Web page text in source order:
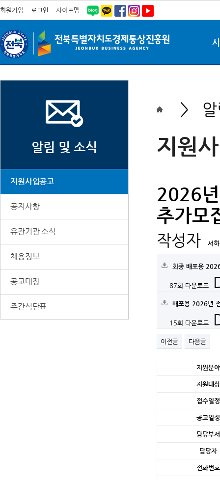
회원가입 로그인 사이트맵
알림 및 소식
지원사업공고
공지사항
유관기관 소식
채용정보
공고대장
주간식단표
> 알
지원
2026
추가모
작성자 서
최종 배포용
87회 다운로드
배포용 2026년
15회 다운로드
이전글 다음글
지원분야
지원대상
접수일정
공고일정
담당부서
담당자
전화번호